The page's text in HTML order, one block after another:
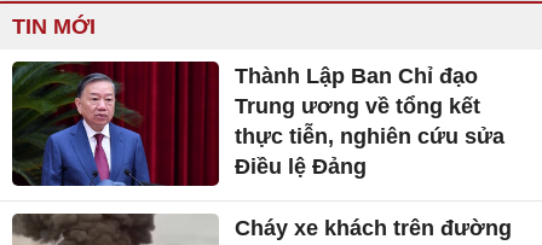
TIN MỚI
Thành Lập Ban Chỉ đạo
Trung ương về tổng kết
thực tiễn, nghiên cứu sửa
Điều lệ Đảng
Cháy xe khách trên đường